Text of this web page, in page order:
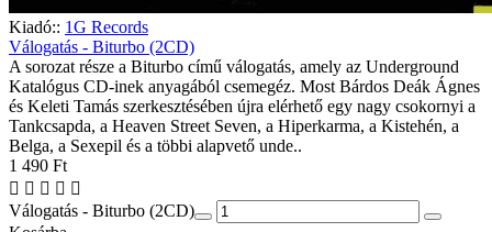
Kiadó:: 1G Records
Válogatás - Biturbo (2CD)
A sorozat része a Biturbo című válogatás, amely az Underground
Katalógus CD-inek anyagából csemegéz. Most Bárdos Deák Ágnes
és Keleti Tamás szerkesztésében újra elérhető egy nagy csokornyi a
Tankcsapda, a Heaven Street Seven, a Hiperkarma, a Kistehén, a
Belga, a Sexepil és a többi alapvető unde..
1 490 Ft
Válogatás - Biturbo (2CD)